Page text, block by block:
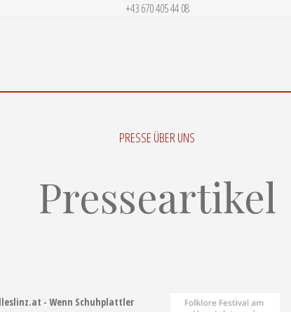
+43 670 405 44 08
PRESSE ÜBER UNS
Presseartikel
- Wenn Schuhplattler